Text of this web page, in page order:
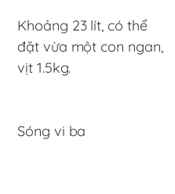
Khoảng 23 lít, có thể
đặt vừa một con ngan,
vịt 1.5kg.
Sóng vi ba